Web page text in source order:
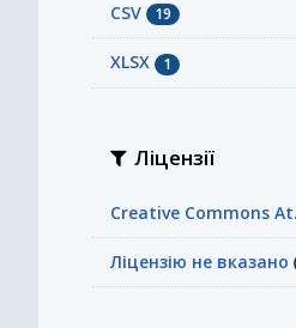
CSV 19
XLSX 1
Ліцензії
Creative Commons
Ліцензію не вказано